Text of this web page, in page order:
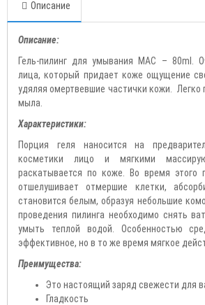
Описание
Описание:
Гель-пилинг для умывания MAC – 80ml.
лица, который придает коже ощущение
удяляя омертвевшие частички кожи. Легко
мыла.
Характеристики:
Порция геля наносится на
косметики лицо и мягкими
раскатывается по коже. Во время этого
отшелушивает отмершие клетки,
становится белым, образуя небольшие
проведения пилинга необходимо снять
умыть теплой водой. Особенностью
эффективное, но в то же время мягкое
Преимущества:
Это настоящий заряд свежести для
Гладкость